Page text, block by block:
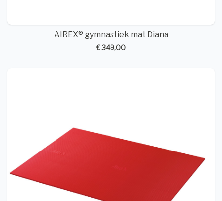
AIREX® gymnastiek mat Diana
€ 349,00